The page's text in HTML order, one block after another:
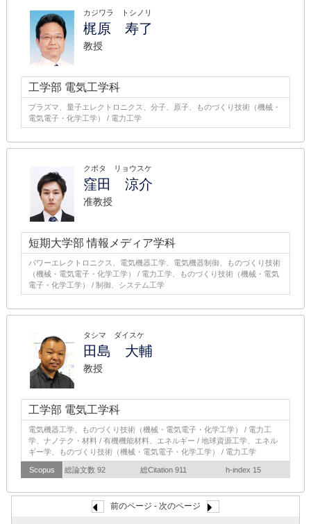
カジワラ トシノリ
梶原 寿了
教授
工学部 電気工学科
プラズマ、量子エレクトロニクス、分子、原子、ものづくり技術（機械・
電気電子・化学工学） / 電力工学
クボタ リョウスケ
窪田 涼介
准教授
短期大学部 情報メディア学科
パワーエレクトロニクス、電気機器工学、電気機器制御、ものづくり技術
（機械・電気電子・化学工学） / 電力工学、ものづくり技術（機械・電気
電子・化学工学） / 制御、システム工学
タシマ ダイスケ
田島 大輔
教授
工学部 電気工学科
電気機器工学、ものづくり技術（機械・電気電子・化学工学） / 電力工
学、ナノテク・材料 / 有機機能材料、エネルギー / 地球資源工学、エネル
ギー学、ものづくり技術（機械・電気電子・化学工学） / 電力工学
Scopus 総論文数 92 総Citation 911 h-index 15
前のページ - 次のページ